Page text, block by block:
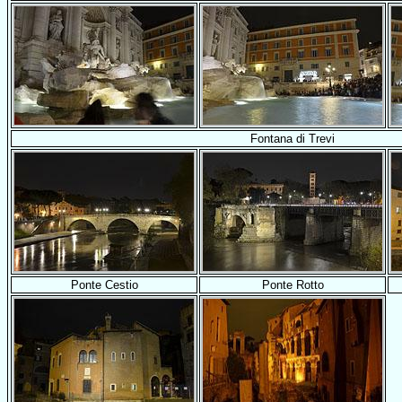
Fontana di Trevi
Ponte Cestio Ponte Rotto